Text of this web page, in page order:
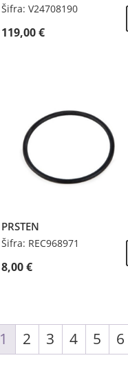
Šifra: V24708190
119,00€
PRSTEN
Šifra: REC968971
8,00€
1 2 3 4 5 6